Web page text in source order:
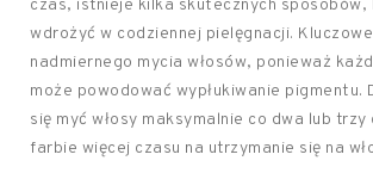
czas, istnieje kilka skutecznych
wdrożyć w codziennej pielęgnacji.
nadmiernego mycia włosów, ponieważ
może powodować wypłukiwanie pigmentu.
się myć włosy maksymalnie co dwa lub trzy
farbie więcej czasu na utrzymanie się na